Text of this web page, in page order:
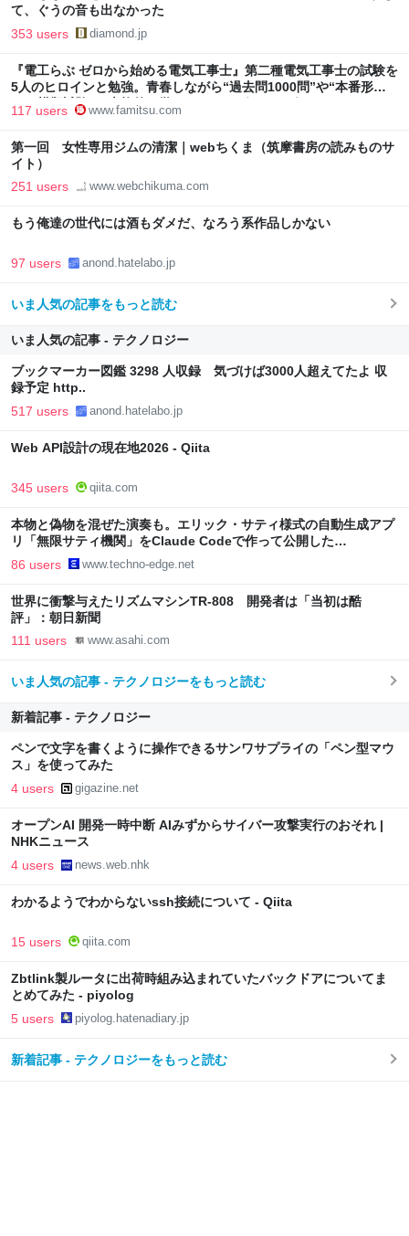
て、ぐうの音も出なかった
353 users diamond.jp
『電工らぶ ゼロから始める電気工事士』第二種電気工事士の試験を
5人のヒロインと勉強。青春しながら“過去問1000問”や“本番形式
CBT模擬試験”で本格的に学べるノベルゲーム | ゲーム・エンタメ
117 users www.famitsu.com
第一回 女性専用ジムの清潔｜webちくま（筑摩書房の読みものサ
イト）
251 users www.webchikuma.com
もう俺達の世代には酒もダメだ、なろう系作品しかない
97 users anond.hatelabo.jp
いま人気の記事をもっと読む
いま人気の記事 - テクノロジー
ブックマーカー図鑑 3298 人収録 気づけば3000人超えてたよ 収
録予定 http..
517 users anond.hatelabo.jp
Web API設計の現在地2026 - Qiita
345 users qiita.com
本物と偽物を混ぜた演奏も。エリック・サティ様式の自動生成アプ
リ「無限サティ機関」をClaude Codeで作って公開した
（CloseBox） | テクノエッジ TechnoEdge
86 users www.techno-edge.net
世界に衝撃与えたリズムマシンTR-808 開発者は「当初は酷
評」：朝日新聞
111 users www.asahi.com
いま人気の記事 - テクノロジーをもっと読む
新着記事 - テクノロジー
ペンで文字を書くように操作できるサンワサプライの「ペン型マウ
ス」を使ってみた
4 users gigazine.net
オープンAI 開発一時中断 AIみずからサイバー攻撃実行のおそれ |
NHKニュース
4 users news.web.nhk
わかるようでわからないssh接続について - Qiita
15 users qiita.com
Zbtlink製ルータに出荷時組み込まれていたバックドアについてま
とめてみた - piyolog
5 users piyolog.hatenadiary.jp
新着記事 - テクノロジーをもっと読む